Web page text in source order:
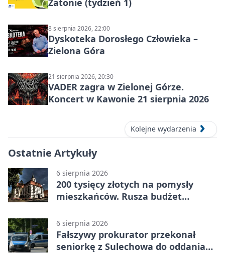
Zatonie (tydzień 1)
8 sierpnia 2026, 22:00
Dyskoteka Dorosłego Człowieka –
Zielona Góra
21 sierpnia 2026, 20:30
VADER zagra w Zielonej Górze.
Koncert w Kawonie 21 sierpnia 2026
Kolejne wydarzenia
Ostatnie Artykuły
6 sierpnia 2026
200 tysięcy złotych na pomysły
mieszkańców. Rusza budżet
6 sierpnia 2026
Fałszywy prokurator przekonał
seniorkę z Sulechowa do oddania